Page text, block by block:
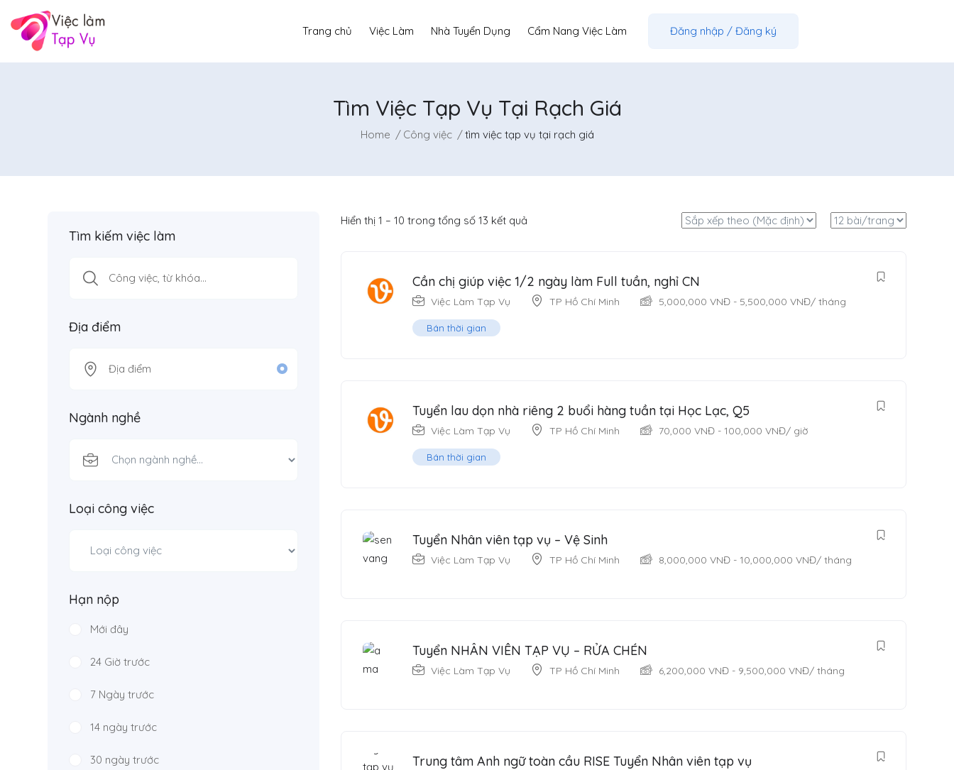
Trang chủ Việc Làm Nhà Tuyển Dụng Cẩm Nang Việc Làm Đăng nhập / Đăng ký
Tìm Việc Tạp Vụ Tại Rạch Giá
Home Công việc tìm việc tạp vụ tại rạch giá
Tìm kiếm việc làm
Địa điểm
Ngành nghề
Loại công việc
Hạn nộp
Mới đây
24 Giờ trước
7 Ngày trước
14 ngày trước
30 ngày trước
Hiển thị1 –10 trong tổng số 13 kết quả
Cần chị giúp việc 1/2 ngày làm Full tuần, nghỉ CN
Việc Làm Tạp Vụ TP Hồ Chí Minh 5,000,000 VNĐ - 5,500,000 VNĐ/ tháng
Bán thời gian
Tuyển lau dọn nhà riêng 2 buổi hàng tuần tại Học Lạc, Q5
Việc Làm Tạp Vụ TP Hồ Chí Minh 70,000 VNĐ - 100,000 VNĐ/ giờ
Bán thời gian
Tuyển Nhân viên tạp vụ – Vệ Sinh
Việc Làm Tạp Vụ TP Hồ Chí Minh 8,000,000 VNĐ - 10,000,000 VNĐ/ tháng
Tuyển NHÂN VIÊN TẠP VỤ – RỬA CHÉN
Việc Làm Tạp Vụ TP Hồ Chí Minh 6,200,000 VNĐ - 9,500,000 VNĐ/ tháng
Trung tâm Anh ngữ toàn cầu RISE Tuyển Nhân viên tạp vụ